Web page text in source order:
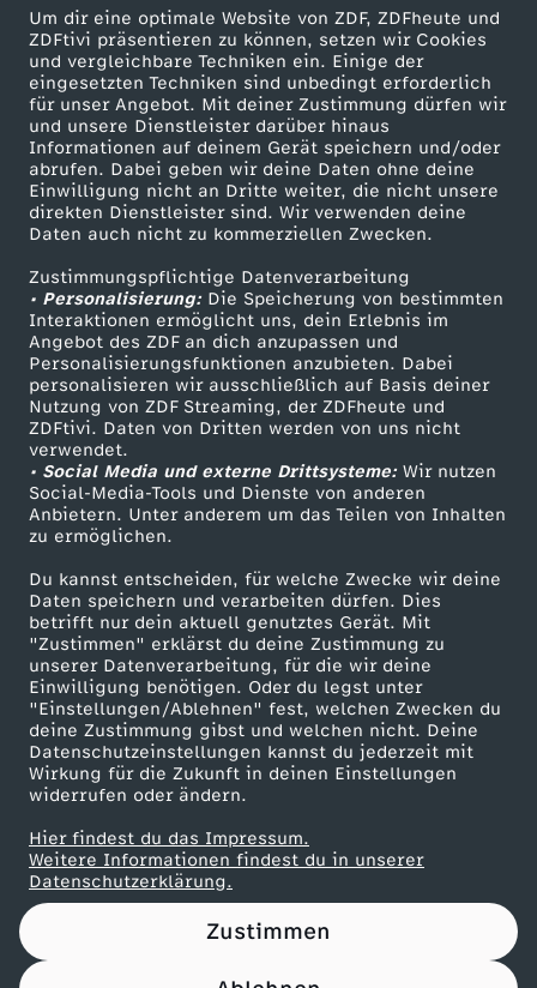
Um dir eine optimale Website von ZDF, ZDFheute und
ZDFtivi präsentieren zu können, setzen wir Cookies
und vergleichbare Techniken ein. Einige der
eingesetzten Techniken sind unbedingt erforderlich
für unser Angebot. Mit deiner Zustimmung dürfen wir
und unsere Dienstleister darüber hinaus
Informationen auf deinem Gerät speichern und/oder
abrufen. Dabei geben wir deine Daten ohne deine
Einwilligung nicht an Dritte weiter, die nicht unsere
direkten Dienstleister sind. Wir verwenden deine
Daten auch nicht zu kommerziellen Zwecken.
Zustimmungspflichtige Datenverarbeitung
• Personalisierung:Die Speicherung von bestimmten
Interaktionen ermöglicht uns, dein Erlebnis im
Angebot des ZDF an dich anzupassen und
Personalisierungsfunktionen anzubieten. Dabei
personalisieren wir ausschließlich auf Basis deiner
Nutzung von ZDF Streaming, der ZDFheute und
ZDFtivi. Daten von Dritten werden von uns nicht
verwendet.
• Social Media und externe Drittsysteme:Wir nutzen
Social-Media-Tools und Dienste von anderen
Anbietern. Unter anderem um das Teilen von Inhalten
zu ermöglichen.
Du kannst entscheiden, für welche Zwecke wir deine
Daten speichern und verarbeiten dürfen. Dies
betrifft nur dein aktuell genutztes Gerät. Mit
"Zustimmen" erklärst du deine Zustimmung zu
unserer Datenverarbeitung, für die wir deine
Einwilligung benötigen. Oder du legst unter
"Einstellungen/Ablehnen" fest, welchen Zwecken du
deine Zustimmung gibst und welchen nicht. Deine
Datenschutzeinstellungen kannst du jederzeit mit
Wirkung für die Zukunft in deinen Einstellungen
widerrufen oder ändern.
Hier findest du das Impressum.
Weitere Informationen findest du in unserer
Datenschutzerklärung.
Zustimmen
u
n
g
v
o
m
2
6
.
0
9
.
2
0
2
4
Mehr ZDF
ZDF-Apps
Smart TV
ZDFtext
Livestreams
Sendungen A-Z
TV-Programm
Service
ZDFmitreden
Kontakt zum ZDF
Tickets
Zuschauerservice
Hilfe
ZDF Unternehmen
Karriere
ZDF goes Schule
Werbefernsehen
Mainzelmännchen
Partner